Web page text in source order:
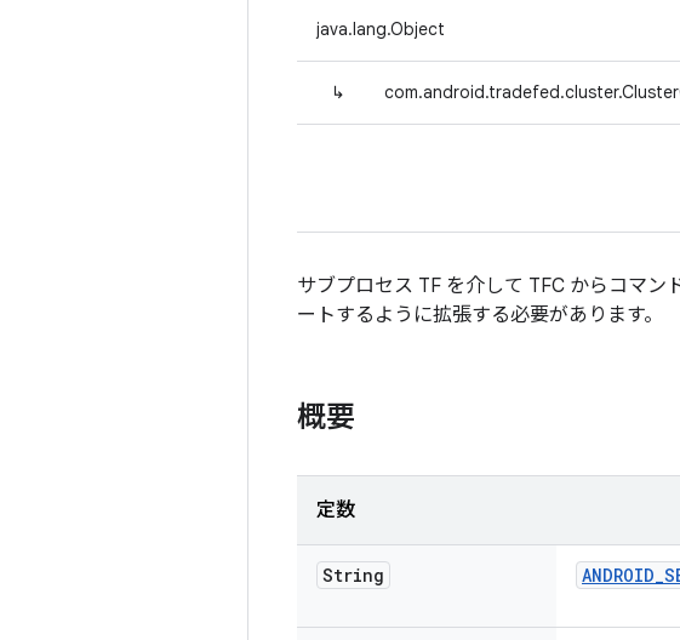
java.lang.Object
↳
サブプロセス TF を介して TFC からコマン
ートするように拡張する必要があります。
概要
定数
String ANDROID_